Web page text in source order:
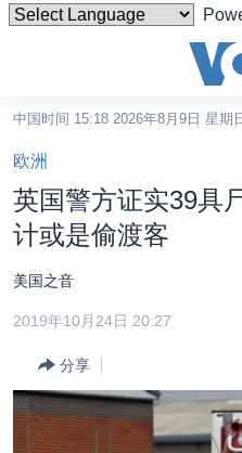
碍
链
接
跳
转
内
容
到
导
航
中国
最新国际新闻
印太
分类新闻
经济·金融·贸易
美中关系
中国时间 15:18 2026年8月9日 星期
欧洲
英国警方证实39具
计或是偷渡客
美国之音
2019年10月24日 20:27
分享